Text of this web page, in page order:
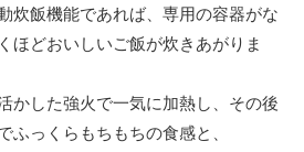
炊飯機能であれば、専用の容器がな
ほどおいしいご飯が炊きあがりま
かした強火で一気に加熱し、その後
ふっくらもちもちの食感と、